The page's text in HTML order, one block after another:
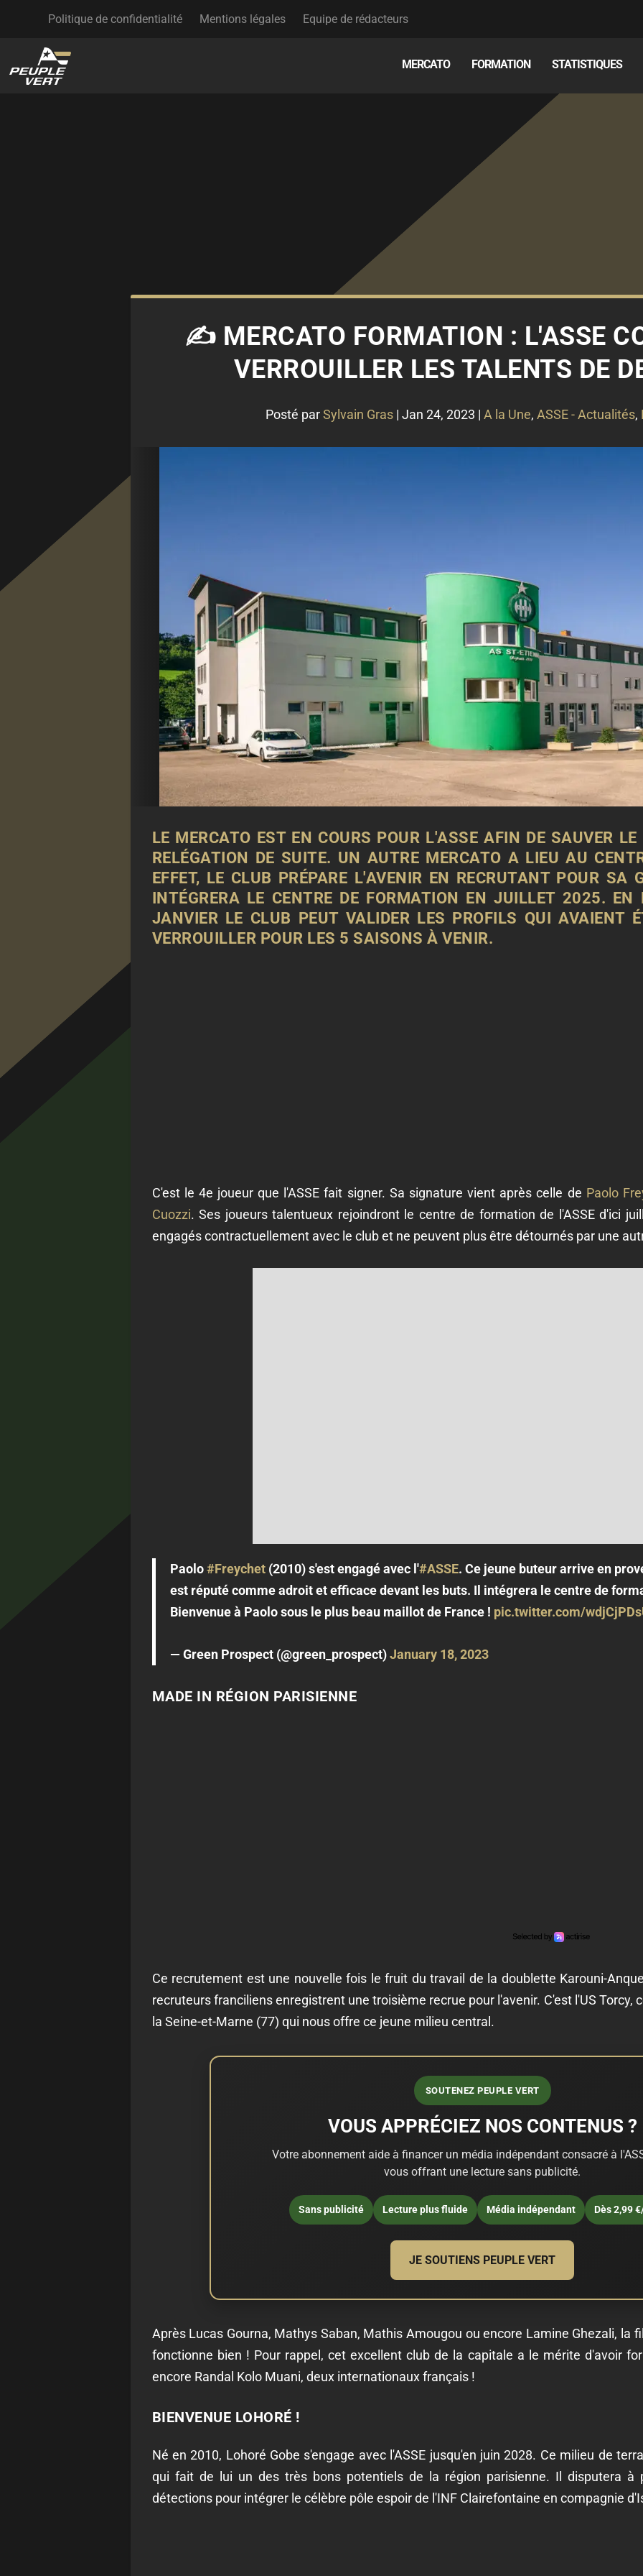
Politique de confidentialité Mentions légales Equipe de rédacteurs
MERCATO FORMATION STATISTIQUES
✍️ MERCATO FORMATION : L'ASSE
VERROUILLER LES TALENTS DE
Posté parSylvain Gras| Jan 24, 2023 | A la Une, ASSE - Actualités,
LE MERCATO EST EN COURS POUR L'ASSE AFIN DE SAUVER LE
RELÉGATION DE SUITE. UN AUTRE MERCATO A LIEU AU
EFFET, LE CLUB PRÉPARE L'AVENIR EN RECRUTANT POUR SA
INTÉGRERA LE CENTRE DE FORMATION EN JUILLET 2025. EN
JANVIER LE CLUB PEUT VALIDER LES PROFILS QUI AVAIENT
VERROUILLER POUR LES 5 SAISONS À VENIR.
C'est le 4e joueur que l'ASSE fait signer. Sa signature vient après celle de Paolo
Cuozzi. Ses joueurs talentueux rejoindront le centre de formation de l'ASSE d'ici
engagés contractuellement avec le club et ne peuvent plus être détournés par une
Paolo#Freychet(2010) s'est engagé avec l'#ASSE. Ce jeune buteur arrive en
est réputé comme adroit et efficace devant les buts. Il intégrera le centre de
Bienvenue à Paolo sous le plus beau maillot de France ! pic.twitter.com/
— Green Prospect (@green_prospect)January 18, 2023
MADE IN RÉGION PARISIENNE
Ce recrutement est une nouvelle fois le fruit du travail de la doublette Karouni-
recruteurs franciliens enregistrent une troisième recrue pour l'avenir. C'est l'US Torcy,
la Seine-et-Marne (77) qui nous offre ce jeune milieu central.
SOUTENEZ PEUPLE VERT
VOUS APPRÉCIEZ NOS CONTENUS ?
Votre abonnement aide à financer un média indépendant consacré à
vous offrant une lecture sans publicité.
Sans publicité Lecture plus fluide Média indépendant Dès 2,99
JE SOUTIENS PEUPLE VERT
Après Lucas Gourna, Mathys Saban, Mathis Amougou ou encore Lamine Ghezali, la
fonctionne bien ! Pour rappel, cet excellent club de la capitale a le mérite d'avoir
encore Randal Kolo Muani, deux internationaux français !
BIENVENUE LOHORÉ !
Né en 2010, Lohoré Gobe s'engage avec l'ASSE jusqu'en juin 2028. Ce milieu de
qui fait de lui un des très bons potentiels de la région parisienne. Il disputera à
détections pour intégrer le célèbre pôle espoir de l'INF Clairefontaine en compagnie